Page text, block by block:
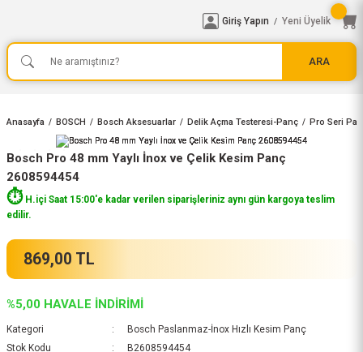
ARA
Giriş Yapın / Yeni Üyelik
Anasayfa BOSCH Bosch Aksesuarlar Delik Açma Testeresi-Panç Pro Seri
Bosch Pro 48 mm Yaylı İnox ve Çelik Kesim Panç
2608594454
⏱️H.içi Saat 15:00'e kadar verilen siparişleriniz aynı gün kargoya teslim
edilir.
869,00 TL
%5,00 HAVALE İNDİRİMİ
Kategori
Bosch Paslanmaz-İnox Hızlı Kesim Panç
Stok Kodu
B2608594454